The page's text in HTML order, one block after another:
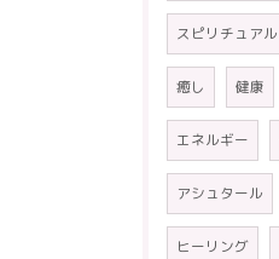
スピリチュアル
癒し 健康
エネルギー
アシュタール
ヒーリング